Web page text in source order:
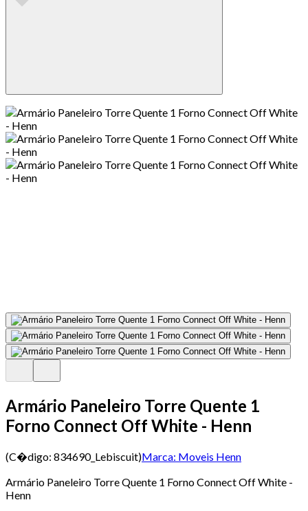
Armário Paneleiro Torre Quente 1
Forno Connect Off White - Henn
(C�digo: 834690_Lebiscuit)Marca: Moveis Henn
Armário Paneleiro Torre Quente 1 Forno Connect Off White -
Henn